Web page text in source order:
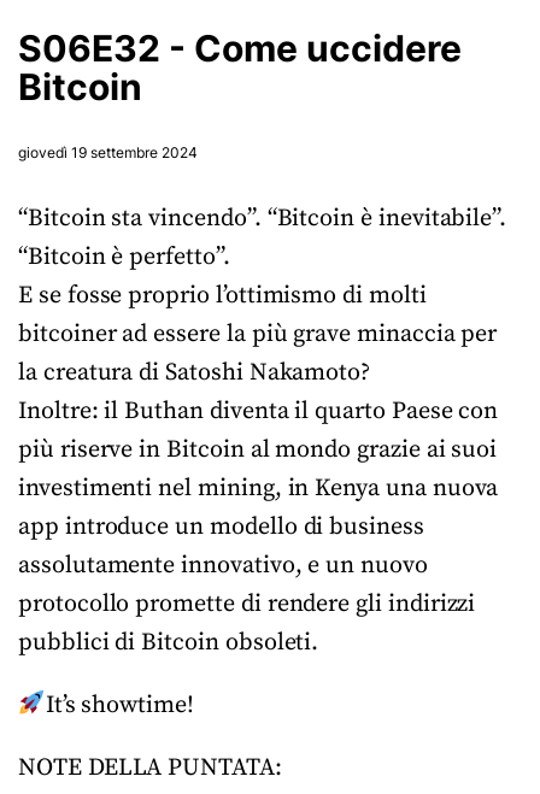
S06E32 - Come uccidere
Bitcoin
giovedì 19 settembre 2024
“Bitcoin sta vincendo”. “Bitcoin è inevitabile”.
“Bitcoin è perfetto”.
E se fosse proprio l’ottimismo di molti
bitcoiner ad essere la più grave minaccia per
la creatura di Satoshi Nakamoto?
Inoltre: il Buthan diventa il quarto Paese con
più riserve in Bitcoin al mondo grazie ai suoi
investimenti nel mining, in Kenya una nuova
app introduce un modello di business
assolutamente innovativo, e un nuovo
protocollo promette di rendere gli indirizzi
pubblici di Bitcoin obsoleti.
It’s showtime!
NOTE DELLA PUNTATA: